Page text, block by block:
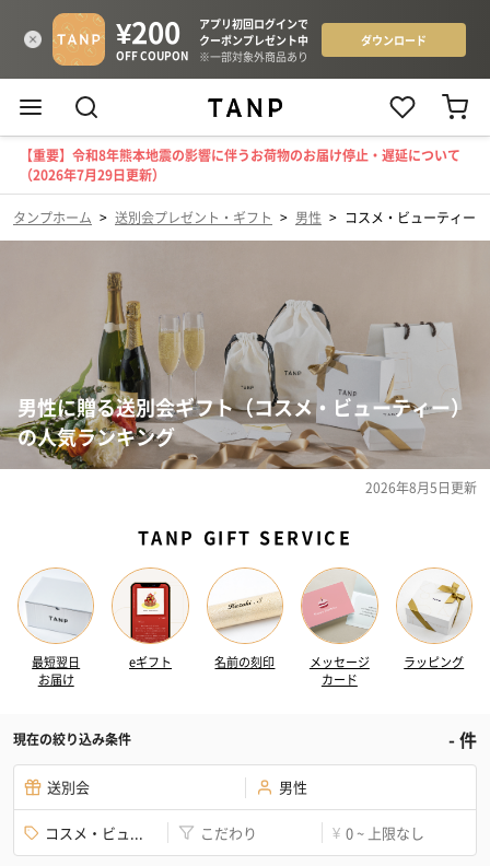
【重要】令和8年熊本地震の影響に伴うお荷物のお届け停止・遅延について
（2026年7月29日更新）
タンプホーム > 送別会プレゼント・ギフト > 男性 > コスメ・ビューティー
男性に贈る送別会ギフト（コスメ・ビューティー）
の人気ランキング
2026年8月5日更新
TANP GIFT SERVICE
最短翌日
お届け
eギフト 名前の刻印
メッセージ
カード
ラッピング
現在の絞り込み条件 -件
送別会 男性
コスメ・ビュ... こだわり ¥ 0 ~ 上限なし